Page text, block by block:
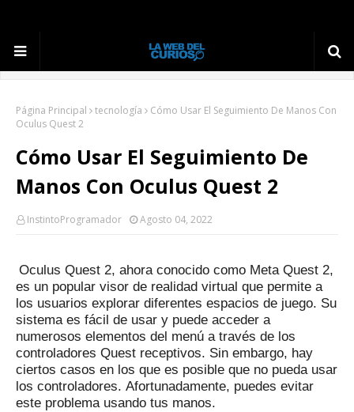
Página Principal tecnología
Cómo Usar El Seguimiento De Manos Con
Oculus Quest 2
Cómo Usar El Seguimiento De
Manos Con Oculus Quest 2
InstintoProgramador Agosto 04, 2022
Oculus Quest 2, ahora conocido como Meta Quest 2,
es un popular visor de realidad virtual que permite a
los usuarios explorar diferentes espacios de juego. Su
sistema es fácil de usar y puede acceder a
numerosos elementos del menú a través de los
controladores Quest receptivos. Sin embargo, hay
ciertos casos en los que es posible que no pueda usar
los controladores. Afortunadamente, puedes evitar
este problema usando tus manos.